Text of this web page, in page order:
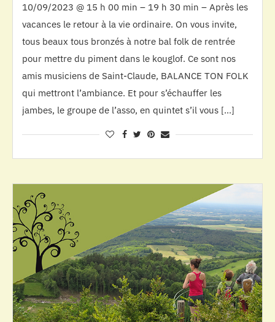
10/09/2023 @ 15 h 00 min – 19 h 30 min – Après les
vacances le retour à la vie ordinaire. On vous invite,
tous beaux tous bronzés à notre bal folk de rentrée
pour mettre du piment dans le kouglof. Ce sont nos
amis musiciens de Saint-Claude, BALANCE TON FOLK
qui mettront l’ambiance. Et pour s’échauffer les
jambes, le groupe de l’asso, en quintet s’il vous […]